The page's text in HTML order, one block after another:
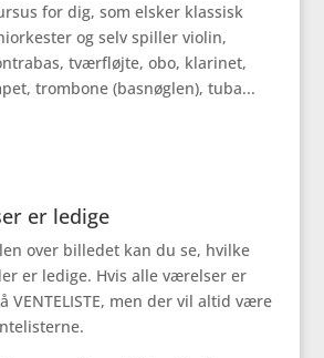
for dig, som elsker klassisk
og selv spiller violin,
tværfløjte, obo, klarinet,
trombone (basnøglen), tuba...
er ledige
over billedet kan du se, hvilke
er ledige. Hvis alle værelser er
VENTELISTE, men der vil altid være